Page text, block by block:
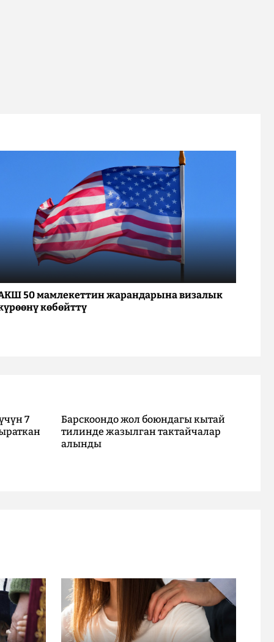
50 мамлекеттин жарандарына визалык
көбөйттү
7
Барскоондо жол боюндагы кытай
тилинде жазылган тактайчалар
алынды